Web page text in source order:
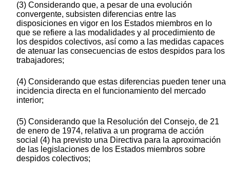
(3) Considerando que, a pesar de una evolución
convergente, subsisten diferencias entre las
disposiciones en vigor en los Estados miembros en lo
que se refiere a las modalidades y al procedimiento de
los despidos colectivos, así como a las medidas capaces
de atenuar las consecuencias de estos despidos para los
trabajadores;
(4) Considerando que estas diferencias pueden tener una
incidencia directa en el funcionamiento del mercado
interior;
(5) Considerando que la Resolución del Consejo, de 21
de enero de 1974, relativa a un programa de acción
social (4) ha previsto una Directiva para la aproximación
de las legislaciones de los Estados miembros sobre
despidos colectivos;